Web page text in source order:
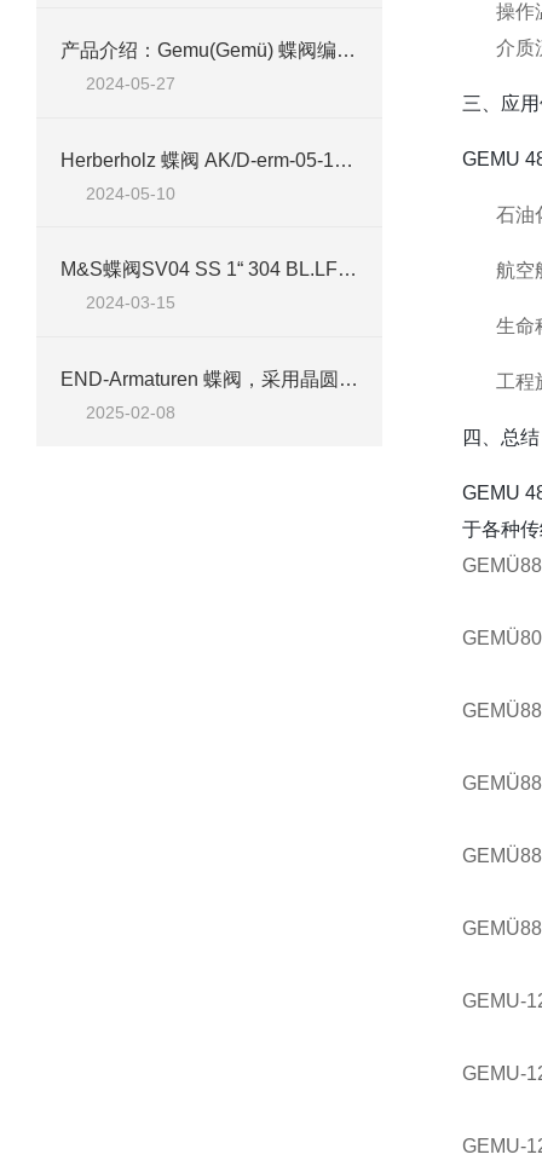
产品介绍：Gemu(Gemü) 蝶阀编号 d75 R481 65W332A1EL1
2024-05-27
Herberholz 蝶阀 AK/D-erm-05-100-10案例介绍
2024-05-10
M&S蝶阀SV04 SS 1“ 304 BL.LF-TOP 2NI/1MV VMQ4技术参数及应用介绍
2024-03-15
END-Armaturen 蝶阀，采用晶圆和凸耳设计，不锈钢，铸铁或铝制阀体
2025-02-08
操作
介质
三、应
GEMU
石油
航空
生命
工程
四、总结
GEMU
于各种
GEMU-
GEMU-
GEMU-